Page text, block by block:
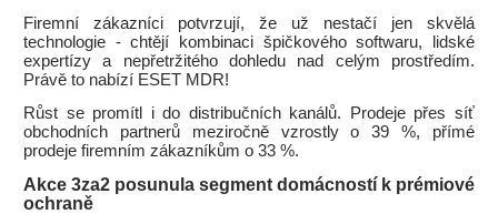
Firemní zákazníci potvrzují, že už nestačí jen skvělá
technologie - chtějí kombinaci špičkového softwaru, lidské
expertízy a nepřetržitého dohledu nad celým prostředím.
Právě to nabízí ESET MDR!
Růst se promítl i do distribučních kanálů. Prodeje přes síť
obchodních partnerů meziročně vzrostly o 39 %, přímé
prodeje firemním zákazníkům o 33 %.
Akce 3za2 posunula segment domácností k prémiové
ochraně